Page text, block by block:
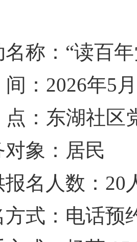
名称：“读百
：2026年5
：东湖社区
对象：居民
报名人数：20
方式：电话预